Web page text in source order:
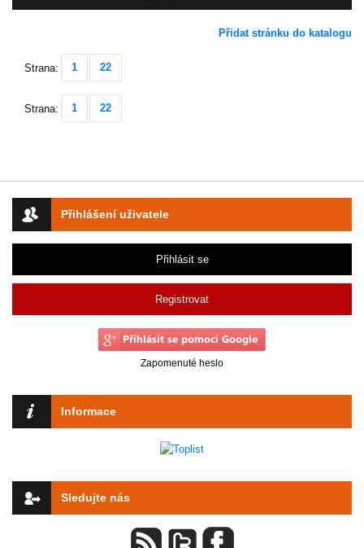
Přihlášení uživatele
Přihlásit se
Registrovat
Zapomenuté heslo
Informace
Sledujte nás
Přidat stránku do katalogu
Strana: 1 22
Strana: 1 22